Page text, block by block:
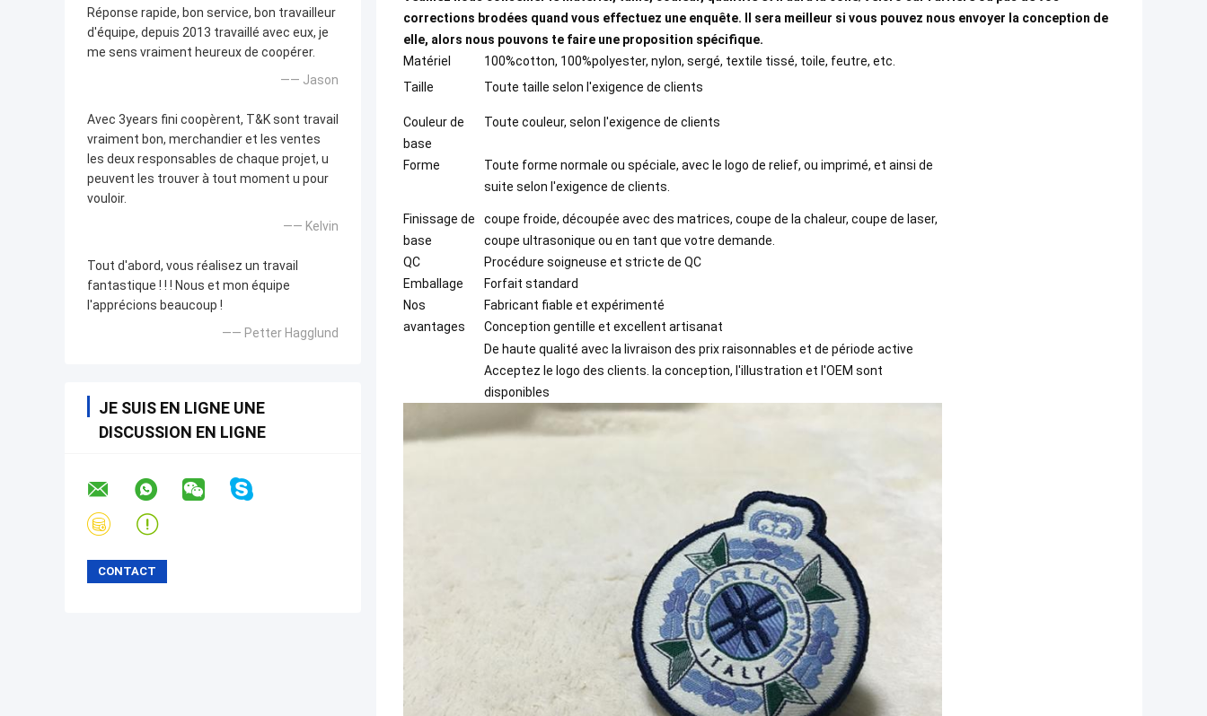
Réponse rapide, bon service, bon travailleur
d'équipe, depuis 2013 travaillé avec eux, je
me sens vraiment heureux de coopérer.
—— Jason
Avec 3years fini coopèrent, T&K sont travail
vraiment bon, merchandier et les ventes
les deux responsables de chaque projet, u
peuvent les trouver à tout moment u pour
vouloir.
—— Kelvin
Tout d'abord, vous réalisez un travail
fantastique ! ! ! Nous et mon équipe
l'apprécions beaucoup !
—— Petter Hagglund
JE SUIS EN LIGNE UNE
DISCUSSION EN LIGNE
corrections brodées quand vous effectuez une enquête. Il sera meilleur si vous pouvez nous envoyer la conception de
elle, alors nous pouvons te faire une proposition spécifique.
Matériel
100%cotton, 100%polyester, nylon, sergé, textile tissé, toile, feutre, etc.
Taille
Toute taille selon l'exigence de clients
Couleur de
base
Toute couleur, selon l'exigence de clients
Forme
Toute forme normale ou spéciale, avec le logo de relief, ou imprimé, et ainsi de
suite selon l'exigence de clients.
Finissage de
base
coupe froide, découpée avec des matrices, coupe de la chaleur, coupe de laser,
coupe ultrasonique ou en tant que votre demande.
QC
Procédure soigneuse et stricte de QC
Emballage
Forfait standard
Nos
avantages
Fabricant fiable et expérimenté
Conception gentille et excellent artisanat
De haute qualité avec la livraison des prix raisonnables et de période active
Acceptez le logo des clients. la conception, l'illustration et l'OEM sont
disponibles